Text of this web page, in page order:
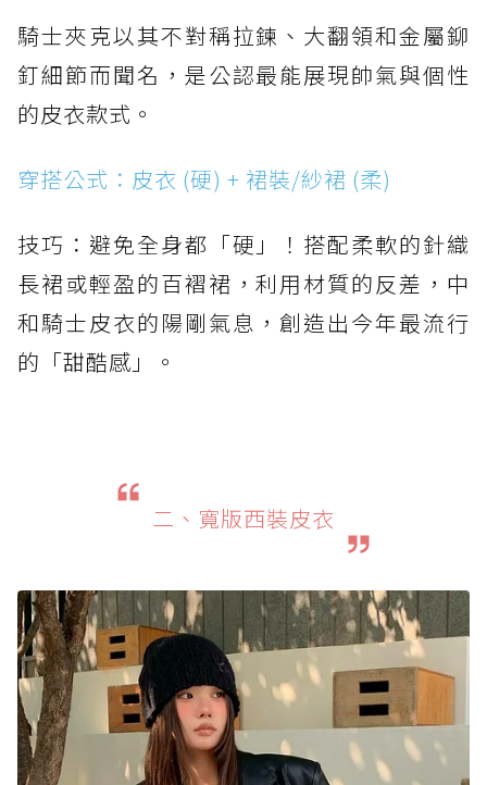
騎士夾克以其不對稱拉鍊、大翻領和金屬鉚
釘細節而聞名，是公認最能展現帥氣與個性
的皮衣款式。
穿搭公式：皮衣 (硬) + 裙裝/紗裙 (柔)
技巧：避免全身都「硬」！搭配柔軟的針織
長裙或輕盈的百褶裙，利用材質的反差，中
和騎士皮衣的陽剛氣息，創造出今年最流行
的「甜酷感」。
二、寬版西裝皮衣